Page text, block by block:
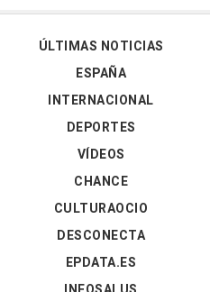
ÚLTIMAS NOTICIAS
ESPAÑA
INTERNACIONAL
DEPORTES
VÍDEOS
CHANCE
CULTURAOCIO
DESCONECTA
EPDATA.ES